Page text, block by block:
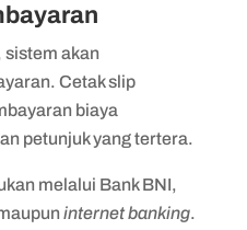
sistem akan
Cetak slip
biaya
petunjuk yang tertera.
melalui Bank BNI,
internet banking.